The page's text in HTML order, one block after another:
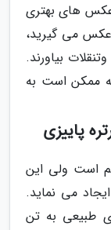
عکس های بهتری
می گیرید،
بیاورند.
ممکن است به
پاییزی
است ولی این
می نماید.
طبیعی به تن